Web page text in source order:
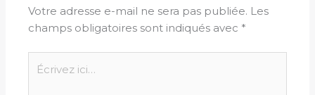
Votre adresse e-mail ne sera pas publiée. Les
champs obligatoires sont indiqués avec *
ici…